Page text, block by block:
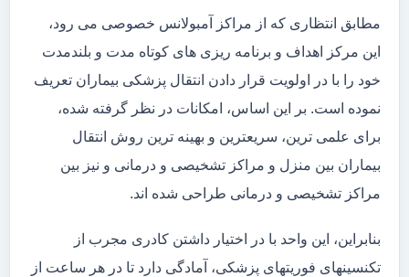
مطابق انتظاری که از مراکز آمبولانس خصوصی می رود،
این مرکز اهداف و برنامه ریزی های کوتاه مدت و بلندمدت
خود را با در اولویت قرار دادن انتقال پزشکی بیماران تعریف
نموده است. بر این اساس، امکانات در نظر گرفته شده،
برای علمی ترین، سریعترین و بهینه ترین روش انتقال
بیماران بین منزل و مراکز تشخیصی و درمانی و نیز بین
مراکز تشخیصی و درمانی طراحی شده اند.
بنابراین، این واحد با در اختیار داشتن کادری مجرب از
تکنسینهای فوریتهای پزشکی، آمادگی دارد تا در هر ساعت از